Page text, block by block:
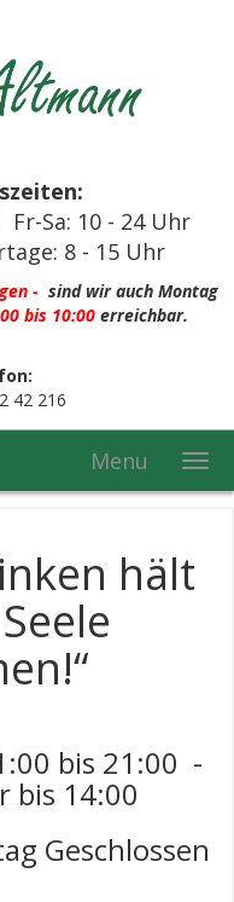
Fr-Sa: 10 - 24 Uhr
8 - 15 Uhr
- sind wir auch Montag
bis 10:00erreichbar.
42 216
Menu
hält
bis 21:00 -
bis 14:00
Geschlossen